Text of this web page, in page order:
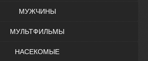
МУЖЧИНЫ
МУЛЬТФИЛЬМЫ
НАСЕКОМЫЕ